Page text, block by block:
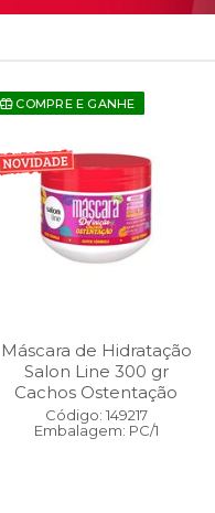
COMPRE E GANHE
Máscara de Hidratação
Salon Line 300 gr
Cachos Ostentação
Código: 149217
Embalagem: PC/1